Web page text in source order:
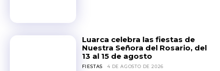
Luarca celebra las fiestas de
Nuestra Señora del Rosario, del
13 al 15 de agosto
FIESTAS 4 DE AGOSTO DE 2026